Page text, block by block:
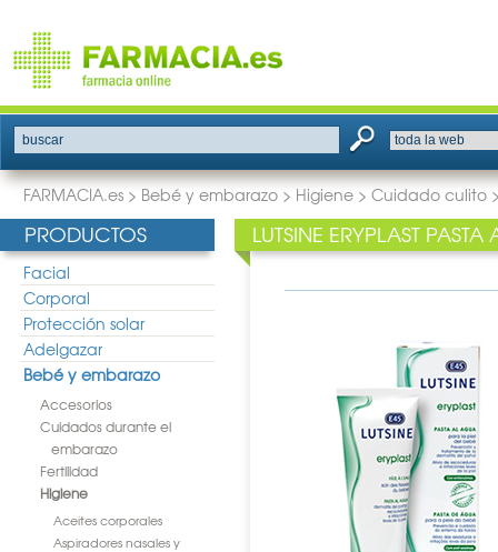
buscar
FARMACIA.es > Bebé y embarazo > Higiene > Cuidado culito
PRODUCTOS
Facial
Corporal
Protección solar
Adelgazar
Bebé y embarazo
Accesorios
Cuidados durante el
embarazo
Fertilidad
Higiene
Aceites corporales
Aspiradores nasales y
LUTSINE ERYPLAST